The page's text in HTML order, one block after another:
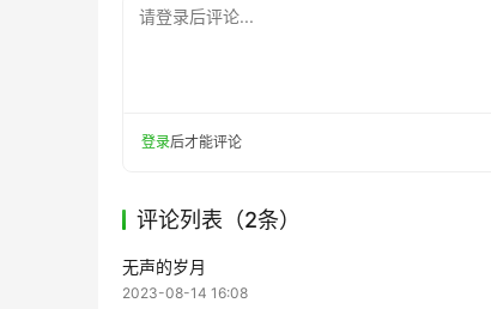
请登录后评论...
登录后才能评论
评论列表（2条）
无声的岁月
2023-08-14 16:08